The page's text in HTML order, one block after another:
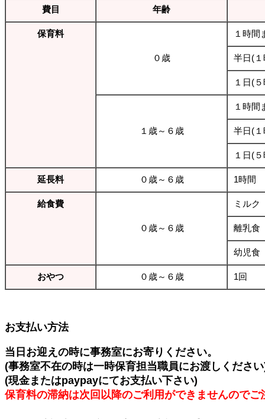
費目 年齢
保育料
０歳
１時間
半日(
１日(
１歳～６歳
１時間
半日(
１日(
延長料 ０歳～６歳 1時間
給食費
０歳～６歳
ミルク
離乳食
幼児食
おやつ ０歳～６歳 1回
お支払い方法
当日お迎えの時に事務室にお寄りください。
(事務室不在の時は一時保育担当職員にお渡しくださ
(現金またはpaypayにてお支払い下さい)
保育料の滞納は次回以降のご利用ができませんのでご